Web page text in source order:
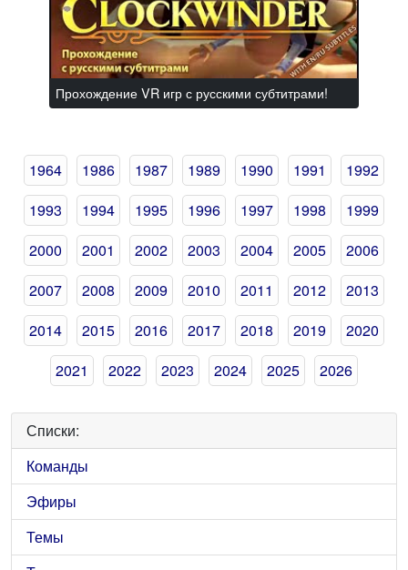
Прохождение VR игр с русскими субтитрами!
1964 1986 1987 1989 1990 1991
1992
1993
1994 1995 1996 1997 1998
1999
2000
2001 2002 2003 2004 2005
2006
2007
2008 2009 2010 2011 2012
2013
2014
2015 2016 2017 2018 2019
2020
2021
2022 2023 2024 2025 2026
Списки:
Команды
Эфиры
Темы